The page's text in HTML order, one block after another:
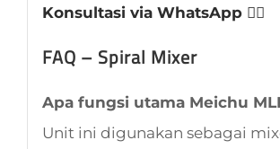
Konsultasi via WhatsApp 👈🏻
FAQ – Spiral Mixer
Apa fungsi utama Meichu
Unit ini digunakan sebagai